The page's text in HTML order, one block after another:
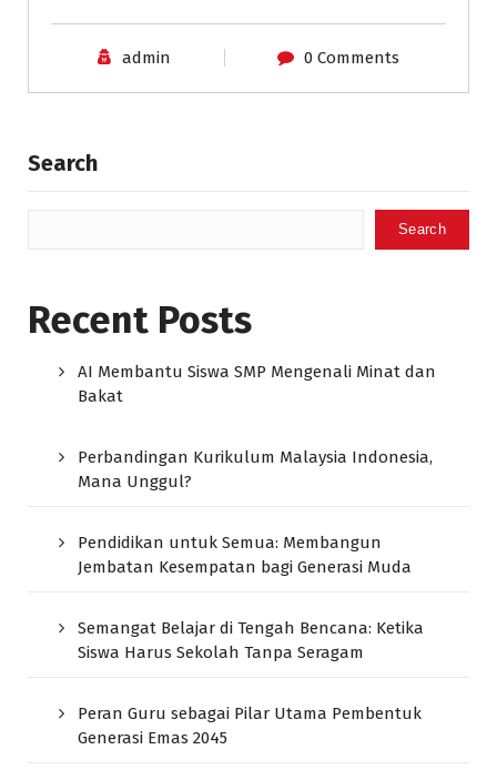
admin 0 Comments
Search
Search
Recent Posts
AI Membantu Siswa SMP Mengenali Minat dan
Bakat
Perbandingan Kurikulum Malaysia Indonesia,
Mana Unggul?
Pendidikan untuk Semua: Membangun
Jembatan Kesempatan bagi Generasi Muda
Semangat Belajar di Tengah Bencana: Ketika
Siswa Harus Sekolah Tanpa Seragam
Peran Guru sebagai Pilar Utama Pembentuk
Generasi Emas 2045